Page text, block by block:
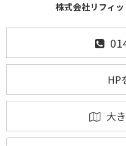
株式会社リフィ
HP
大